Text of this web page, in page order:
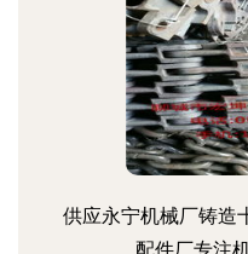
供应永宁机械厂铸造